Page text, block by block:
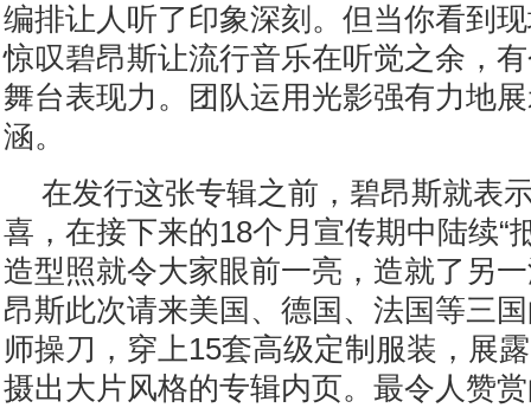
编排让人听了印象深刻。但当你看到
惊叹碧昂斯让流行音乐在听觉之余，
舞台表现力。团队运用光影强有力地
涵。
在发行这张专辑之前，碧昂斯就表
喜，在接下来的18个月宣传期中陆续“
造型照就令大家眼前一亮，造就了另
昂斯此次请来美国、德国、法国等三
师操刀，穿上15套高级定制服装，展
摄出大片风格的专辑内页。最令人赞